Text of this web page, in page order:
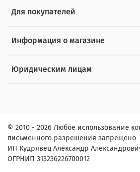
Для покупателей
Информация о магазине
Юридическим лицам
© 2010 - 2026 Любое использование
письменного разрешения запрещено
ИП Кудрявец Александр
ОГРНИП 313236226700012